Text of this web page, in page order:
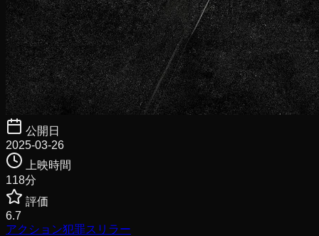
公開日
2025-03-26
上映時間
118分
評価
6.7
アクション犯罪スリラー